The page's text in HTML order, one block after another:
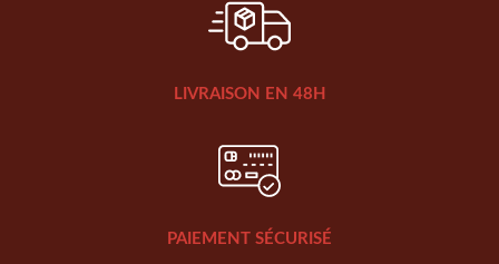
LIVRAISON EN 48H
PAIEMENT SÉCURISÉ